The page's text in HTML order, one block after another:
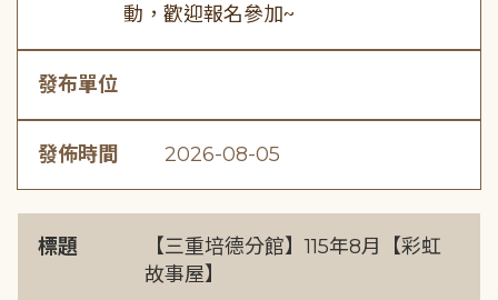
動，歡迎報名參加~
發布單位
發佈時間 2026-08-05
標題
【三重培德分館】115年8月【彩虹
故事屋】